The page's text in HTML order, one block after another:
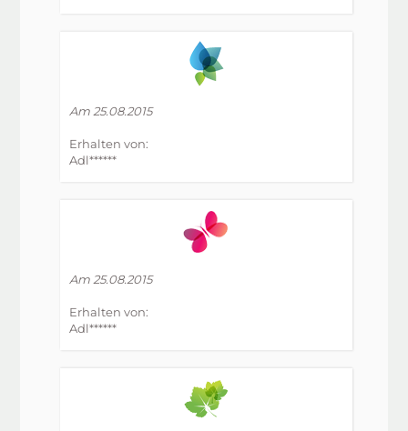
Am 25.08.2015
Erhalten von:
Adl******
Am 25.08.2015
Erhalten von:
Adl******